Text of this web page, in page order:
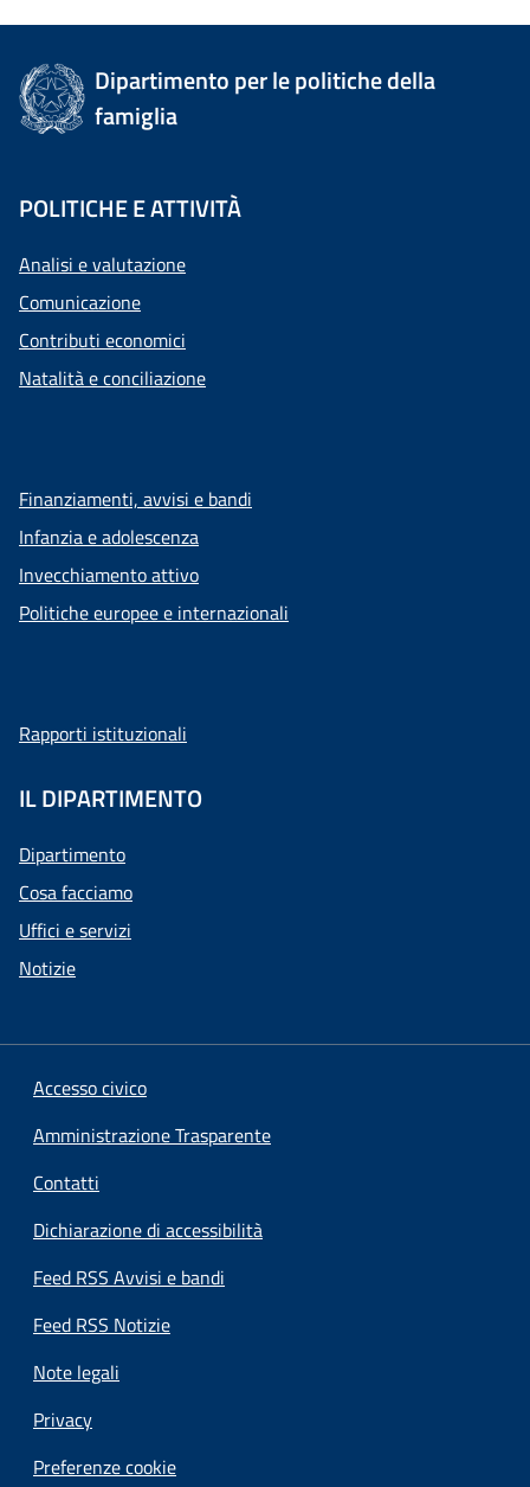
Dipartimento per le politiche della
famiglia
POLITICHE E ATTIVITÀ
Analisi e valutazione
Comunicazione
Contributi economici
Natalità e conciliazione
Finanziamenti, avvisi e bandi
Infanzia e adolescenza
Invecchiamento attivo
Politiche europee e internazionali
Rapporti istituzionali
IL DIPARTIMENTO
Dipartimento
Cosa facciamo
Uffici e servizi
Notizie
Accesso civico
Amministrazione Trasparente
Contatti
Dichiarazione di accessibilità
Feed RSS Avvisi e bandi
Feed RSS Notizie
Note legali
Privacy
Preferenze cookie